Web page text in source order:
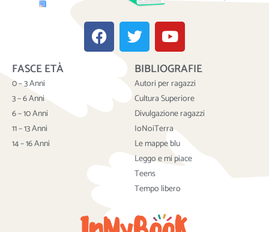
F
a
c
T
w
i
t
t
e
r
Y
o
u
t
u
b
e
FASCE ETÀ
0 – 3 Anni
3 – 6 Anni
6 – 10 Anni
11 – 13 Anni
14 – 16 Anni
BIBLIOGRAFIE
Autori per ragazzi
Cultura Superiore
Divulgazione ragazzi
IoNoiTerra
Le mappe blu
Leggo e mi piace
Teens
Tempo libero